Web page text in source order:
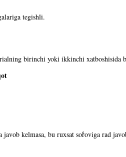
tegishli.
birinchi yoki ikkinchi xatboshisida
kelmasa, bu ruxsat soroviga rad